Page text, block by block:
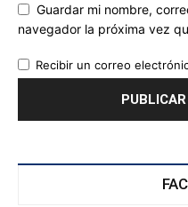
Guardar mi nombre,
navegador la próxima vez
Recibir un correo